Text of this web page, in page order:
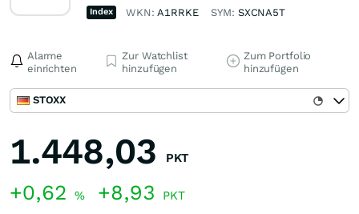
Index WKN:A1RRKE SYM: SXCNA5T
Alarme
einrichten
Zur Watchlist
hinzufügen
Zum Portfolio
hinzufügen
STOXX
1.448,03 PKT
+0,62 % +8,93 PKT